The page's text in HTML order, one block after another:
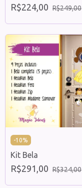
R$224,00 R$249,00
-10%
Kit Bela
R$291,00 R$324,00